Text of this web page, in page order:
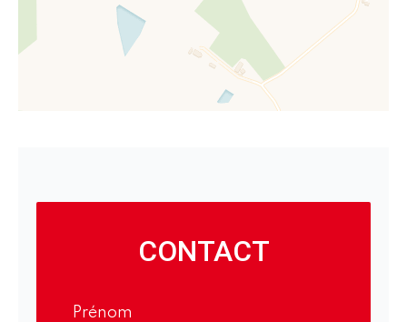
CONTACT